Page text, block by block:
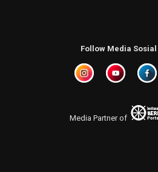
Follow Media Sosial
Media Partner of